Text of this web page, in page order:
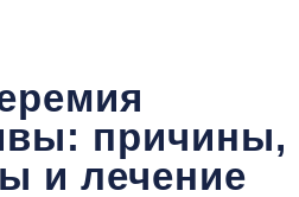
причины,
и лечение